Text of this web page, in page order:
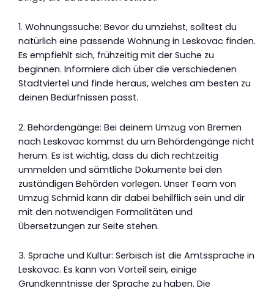
1. Wohnungssuche: Bevor du umziehst, solltest du
natürlich eine passende Wohnung in Leskovac finden.
Es empfiehlt sich, frühzeitig mit der Suche zu
beginnen. Informiere dich über die verschiedenen
Stadtviertel und finde heraus, welches am besten zu
deinen Bedürfnissen passt.
2. Behördengänge: Bei deinem Umzug von Bremen
nach Leskovac kommst du um Behördengänge nicht
herum. Es ist wichtig, dass du dich rechtzeitig
ummelden und sämtliche Dokumente bei den
zuständigen Behörden vorlegen. Unser Team von
Umzug Schmid kann dir dabei behilflich sein und dir
mit den notwendigen Formalitäten und
Übersetzungen zur Seite stehen.
3. Sprache und Kultur: Serbisch ist die Amtssprache in
Leskovac. Es kann von Vorteil sein, einige
Grundkenntnisse der Sprache zu haben. Die